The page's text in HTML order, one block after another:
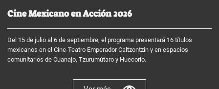
Cine Mexicano en Acción 2026
Del 15 de julio al 6 de septiembre, el programa presentará 16 títulos
mexicanos en el Cine-Teatro Emperador Caltzontzin y en espacios
comunitarios de Cuanajo, Tzurumútaro y Huecorio.